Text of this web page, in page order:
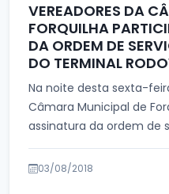
VEREADORES DA
FORQUILHA
DA ORDEM DE
DO TERMINAL
Na noite desta sexta-
Câmara Municipal de
assinatura da ordem de
03/08/2018